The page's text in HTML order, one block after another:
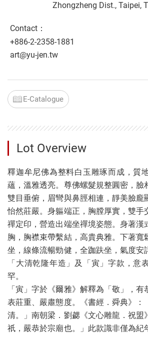
Zhongzheng Dist., Taipei,
Contact：
+886-2-2358-1881
art@yu-jen.tw
E-Catalogue
Lot Overview
釋迦牟尼佛為整料白玉雕琢而成，質
蘊，溫雅透亮。尊佛螺髮規整圓密，臉
雙目垂俯，眉彎與鼻脛相連，靜美臉龐
怡然莊嚴。身軀端正，胸膛厚實，雙手
禪定印，營造出端坐禪境姿態。身著漢
胸，胸襟束帶繫結，高貴典雅。下著寬
坐，線條流暢勁健，全跏趺坐，氣度安
「大清乾隆年造」及「寅」字款，意
罕。
「寅」字於《爾雅》解釋為「敬」，有
表莊重、嚴肅態度。《書經．舜典》：
清。」南朝梁．劉勰《文心雕龍．祝盟
祇，嚴恭於宗廟也。」此款識非僅為紀